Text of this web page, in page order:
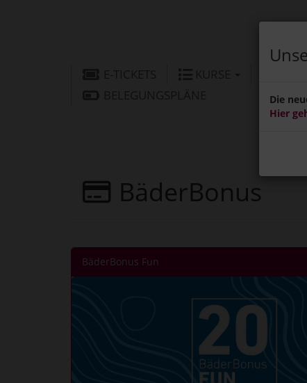
BäderBonus
BäderBonus Fun
Die
Hier